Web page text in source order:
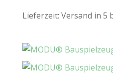
Lieferzeit: Versand in 5